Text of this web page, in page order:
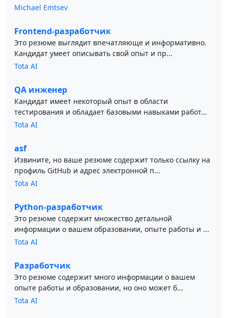
Michael Emtsev
Frontend-разработчик
Это резюме выглядит впечатляюще и информативно.
Кандидат умеет описывать свой опыт и пр...
Tota AI
QA инженер
Кандидат имеет некоторый опыт в области
тестирования и обладает базовыми навыками работ...
Tota AI
asf
Извините, но ваше резюме содержит только ссылку на
профиль GitHub и адрес электронной п...
Tota AI
Python-разработчик
Это резюме содержит множество детальной
информации о вашем образовании, опыте работы и ...
Tota AI
Разработчик
Это резюме содержит много информации о вашем
опыте работы и образовании, но оно может б...
Tota AI